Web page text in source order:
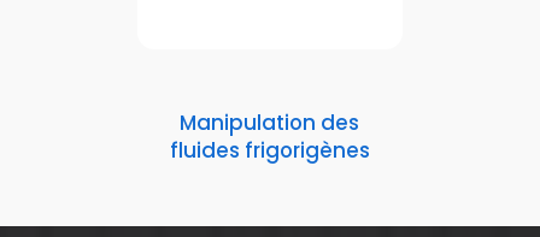
Manipulation des
fluides frigorigènes